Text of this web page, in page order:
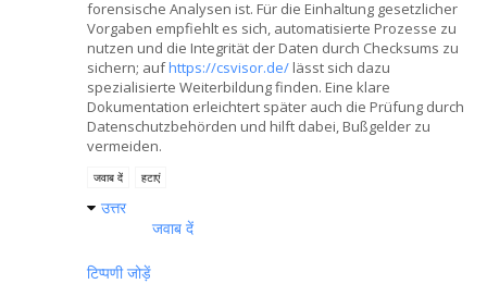
forensische Analysen ist. Für die Einhaltung gesetzlicher
Vorgaben empfiehlt es sich, automatisierte Prozesse zu
nutzen und die Integrität der Daten durch Checksums zu
sichern; aufhttps://csvisor.de/ lässt sich dazu
spezialisierte Weiterbildung finden. Eine klare
Dokumentation erleichtert später auch die Prüfung durch
Datenschutzbehörden und hilft dabei, Bußgelder zu
vermeiden.
जवाब दें हटाएं
उत्तर
जवाब दें
टिप्पणी जोड़ें